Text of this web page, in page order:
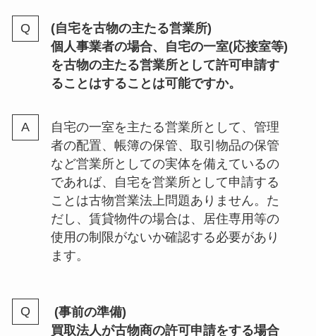
(自宅を古物の主たる営業所)
個人事業者の場合、自宅の一室(応接室等)
を古物の主たる営業所として許可申請す
ることはすることは可能ですか。
自宅の一室を主たる営業所として、管理
者の配置、帳簿の保管、取引物品の保管
など営業所としての実体を備えているの
であれば、自宅を営業所として申請する
ことは古物営業法上問題ありません。た
だし、賃貸物件の場合は、居住専用等の
使用の制限がないか確認する必要があり
ます。
(事前の準備)
買取法人が古物商の許可申請をする場合